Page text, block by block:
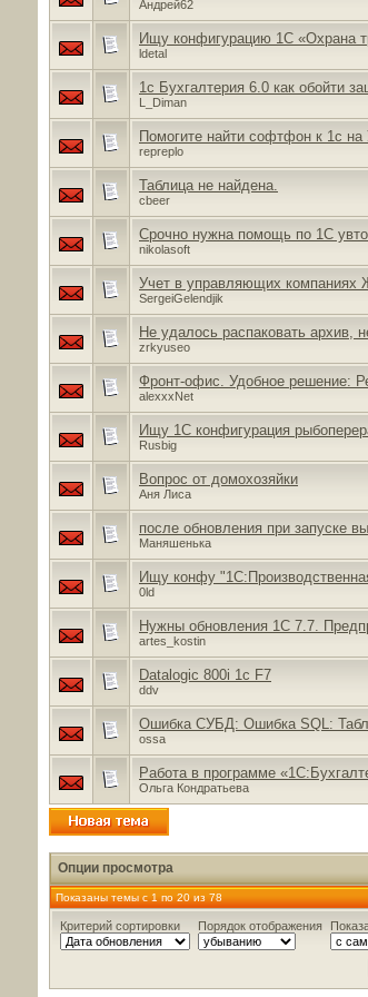
Андрей62
Ищу конфигурацию 1С «Охрана
ldetal
1c Бухгалтерия 6.0 как обойти
L_Diman
Помогите найти софтфон к 1с
repreplo
Таблица не найдена.
cbeer
Срочно нужна помощь по 1С
nikolasoft
Учет в управляющих
SergeiGelendjik
Не удалось распаковать архив,
zrkyuseo
Фронт-офис. Удобное решение:
alexxxNet
Ищу 1С конфигурация
Rusbig
Вопрос от домохозяйки
Аня Лиса
после обновления при запуске
Маняшенька
Ищу конфу
0ld
Нужны обновления 1С 7.7.
artes_kostin
Datalogic 800i 1c F7
ddv
Ошибка СУБД: Ошибка SQL:
ossa
Работа в программе
Ольга Кондратьева
Опции просмотра
Показаны темы с 1 по 20 из 78
Критерий сортировки Порядок отображения